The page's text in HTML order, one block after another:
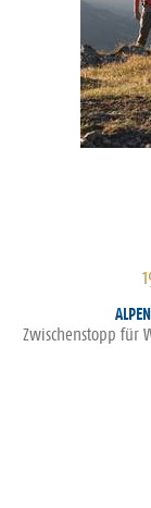
Zwischenstopp für